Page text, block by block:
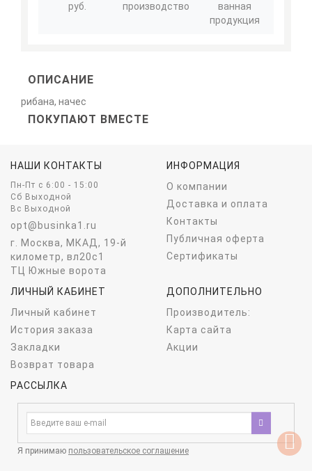
руб.
производство
ванная
продукция
ОПИСАНИЕ
рибана, начес
ПОКУПАЮТ ВМЕСТЕ
НАШИ КОНТАКТЫ
Пн-Пт c 6:00 - 15:00
Сб Выходной
Вс Выходной
opt@businka1.ru
г. Москва, МКАД, 19-й
километр, вл20с1
ТЦ Южные ворота
ИНФОРМАЦИЯ
О компании
Доставка и оплата
Контакты
Публичная оферта
Сертификаты
ЛИЧНЫЙ КАБИНЕТ
Личный кабинет
История заказа
Закладки
Возврат товара
ДОПОЛНИТЕЛЬНО
Производитель:
Карта сайта
Акции
РАССЫЛКА
Я принимаю пользовательское соглашение